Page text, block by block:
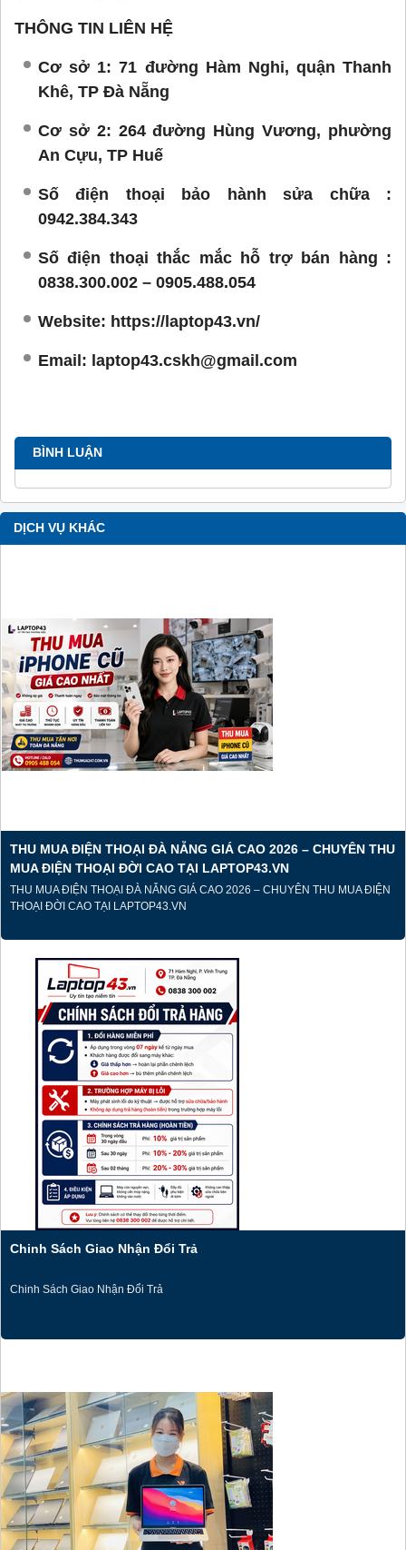
THÔNG TIN LIÊN HỆ
Cơ sở 1: 71 đường Hàm Nghi, quận Thanh
Khê, TP Đà Nẵng
Cơ sở 2: 264 đường Hùng Vương, phường
An Cựu, TP Huế
Số điện thoại bảo hành sửa chữa :
0942.384.343
Số điện thoại thắc mắc hỗ trợ bán hàng :
0838.300.002 – 0905.488.054
Website: https://laptop43.vn/
Email: laptop43.cskh@gmail.com
BÌNH LUẬN
DỊCH VỤ KHÁC
THU MUA ĐIỆN THOẠI ĐÀ NẴNG GIÁ CAO 2026 – CHUYÊN THU
MUA ĐIỆN THOẠI ĐỜI CAO TẠI LAPTOP43.VN
THU MUA ĐIỆN THOẠI ĐÀ NẴNG GIÁ CAO 2026 – CHUYÊN THU MUA ĐIỆN
THOẠI ĐỜI CAO TẠI LAPTOP43.VN
Chinh Sách Giao Nhận Đổi Trả
Chinh Sách Giao Nhận Đổi Trả